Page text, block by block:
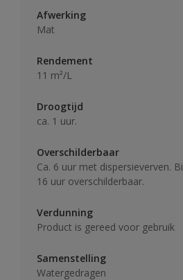
Afwerking
Mat
Rendement
11 m²/L
Droogtijd
ca. 1 uur.
Overschilderbaar
Ca. 6 uur met dispersieverven.
16 uur overschilderbaar.
Verdunning
Product is gereed voor gebruik
Samenstelling
Watergedragen